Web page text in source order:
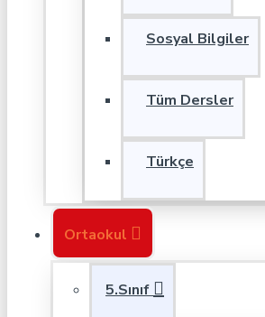
Sosyal Bilgiler
Tüm Dersler
Türkçe
Ortaokul
5.Sınıf